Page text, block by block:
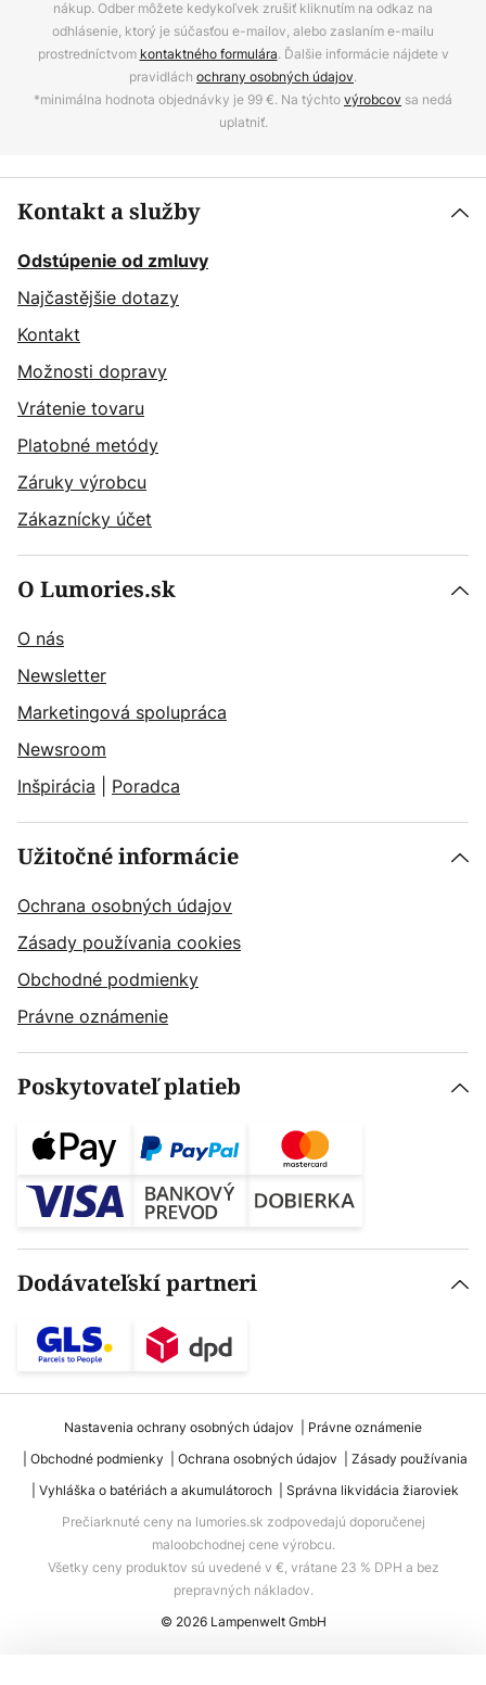
nákup. Odber môžete kedykoľvek zrušiť kliknutím na odkaz na
odhlásenie, ktorý je súčasťou e-mailov, alebo zaslaním e-mailu
prostredníctvom kontaktného formulára. Ďalšie informácie nájdete v
pravidlách ochrany osobných údajov.
*minimálna hodnota objednávky je 99 €. Na týchtovýrobcov sa nedá
uplatniť.
Kontakt a služby
Odstúpenie od zmluvy
Najčastějšie dotazy
Kontakt
Možnosti dopravy
Vrátenie tovaru
Platobné metódy
Záruky výrobcu
Zákaznícky účet
O Lumories.sk
O nás
Newsletter
Marketingová spolupráca
Newsroom
Inšpirácia
Poradca
Užitočné informácie
Ochrana osobných údajov
Zásady používania cookies
Obchodné podmienky
Právne oznámenie
Poskytovateľ platieb
Dodávateľskí partneri
Nastavenia ochrany osobných údajov
Právne oznámenie
Obchodné podmienky
Ochrana osobných údajov
Zásady používania
Vyhláška o batériách a akumulátoroch
Správna likvidácia žiaroviek
Prečiarknuté ceny na lumories.sk zodpovedajú doporučenej
maloobchodnej cene výrobcu.
Všetky ceny produktov sú uvedené v €, vrátane 23 % DPH a bez
prepravných nákladov.
© 2026 Lampenwelt GmbH